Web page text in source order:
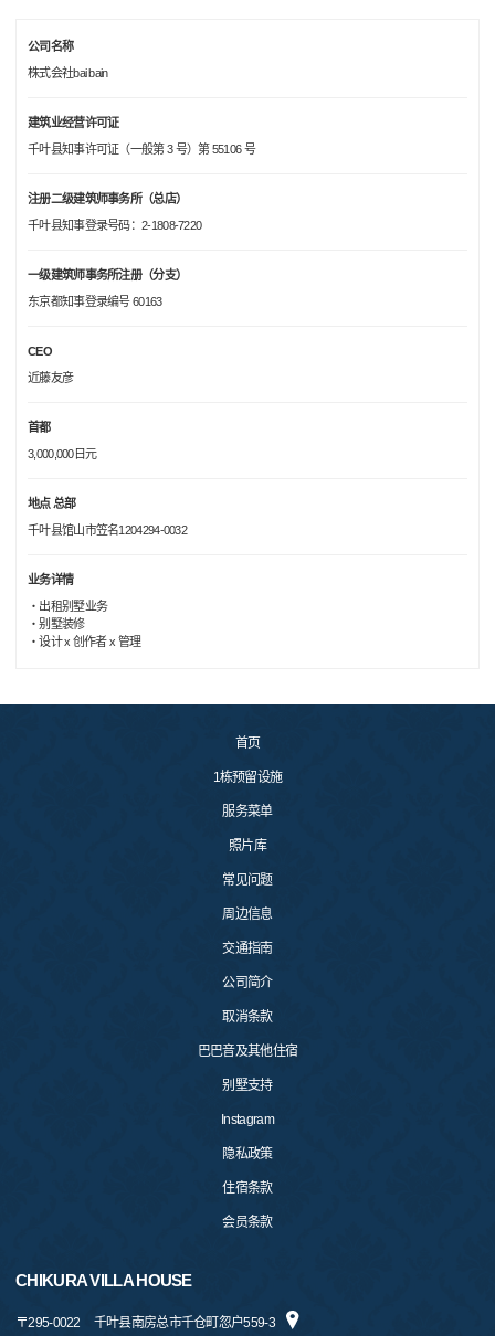
公司名称
株式会社bai bain
建筑业经营许可证
千叶县知事许可证（一般第 3 号）第 55106 号
注册二级建筑师事务所（总店）
千叶县知事登录号码：2-1808-7220
一级建筑师事务所注册（分支）
东京都知事登录编号 60163
CEO
近藤友彦
首都
3,000,000日元
地点 总部
千叶县馆山市笠名1204294-0032
业务详情
・出租别墅业务
・别墅装修
・设计 x 创作者 x 管理
首页
1栋预留设施
服务菜单
照片库
常见问题
周边信息
交通指南
公司简介
取消条款
巴巴音及其他住宿
别墅支持
Instagram
隐私政策
住宿条款
会员条款
CHIKURA VILLA HOUSE
〒295-0022 千叶县南房总市千仓町忽户559-3